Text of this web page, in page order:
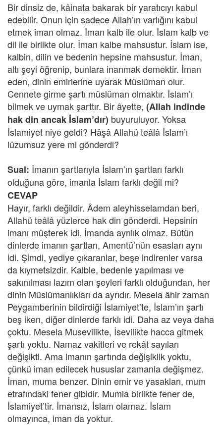
Bir dinsiz de, kâinata bakarak bir yaratıcıyı kabul
edebilir. Onun için sadece Allah’ın varlığını kabul
etmek iman olmaz. İman kalb ile olur. İslam kalb ve
dil ile birlikte olur. İman kalbe mahsustur. İslam ise,
kalbin, dilin ve bedenin hepsine mahsustur. İman,
altı şeyi öğrenip, bunlara inanmak demektir. İman
eden, dinin emirlerine uyarak Müslüman olur.
Cennete girme şartı müslüman olmaktır. İslam’ı
bilmek ve uymak şarttır. Bir âyette, (Allah indinde
hak din ancak İslam’dır) buyuruluyor. Yoksa
İslamiyet niye geldi? Hâşâ Allahü teâlâ İslam’ı
lüzumsuz yere mi gönderdi?
Sual: İmanın şartlarıyla İslam’ın şartları farklı
olduğuna göre, imanla İslam farklı değil mi?
CEVAP
Hayır, farklı değildir. Âdem aleyhisselamdan beri,
Allahü teâlâ yüzlerce hak din gönderdi. Hepsinin
imanı müşterek idi. İmanda ayrılık olmaz. Bütün
dinlerde imanın şartları, Amentü’nün esasları aynı
idi. Şimdi, yediye çıkaranlar, beşe indirenler varsa
da kıymetsizdir. Kalble, bedenle yapılması ve
sakınılması lazım olan şeyleri farklı olduğundan, her
dinin Müslümanlıkları da ayrıdır. Mesela âhir zaman
Peygamberinin bildirdiği İslamiyet’te, İslam’ın şartı
beş iken, diğer dinlerde farklı idi. Daha az veya daha
çoktu. Mesela Musevilikte, İsevilikte hacca gitmek
şartı yoktu. Namaz vakitleri ve rekât sayıları
değişikti. Ama imanın şartında değişiklik yoktu,
çünkü iman edilecek hususlar zamanla değişmez.
İman, muma benzer. Dinin emir ve yasakları, mum
etrafındaki fener gibidir. Mumla birlikte fener de,
İslamiyet’tir. İmansız, İslam olamaz. İslam
olmayınca, iman da yoktur.